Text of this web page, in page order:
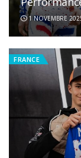
1 NOVEMBRE
FRANCE